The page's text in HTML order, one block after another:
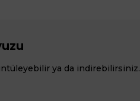
ya da indirebilirsiniz.